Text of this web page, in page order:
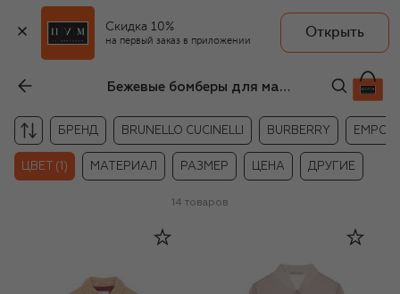
Скидка 10%
на первый заказ в приложении
Открыть
Бежевые бомберы для мальчиков
БРЕНД BRUNELLO CUCINELLI BURBERRY
ЦВЕТ (1) МАТЕРИАЛ РАЗМЕР ЦЕНА ДРУГИЕ
14 товаров